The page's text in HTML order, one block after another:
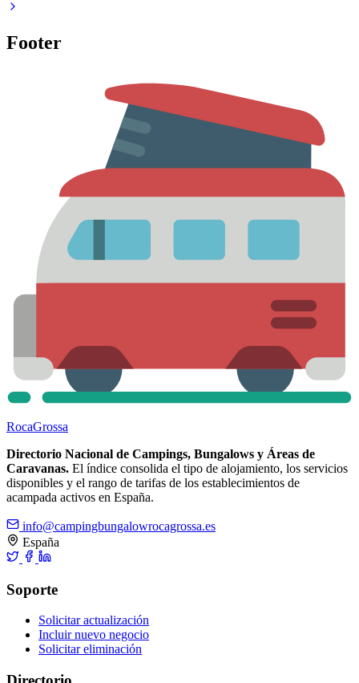
Footer
RocaGrossa
Directorio Nacional de Campings, Bungalows y Áreas de
Caravanas. El índice consolida el tipo de alojamiento, los servicios
disponibles y el rango de tarifas de los establecimientos de
acampada activos en España.
info@campingbungalowrocagrossa.es
España
Soporte
Solicitar actualización
Incluir nuevo negocio
Solicitar eliminación